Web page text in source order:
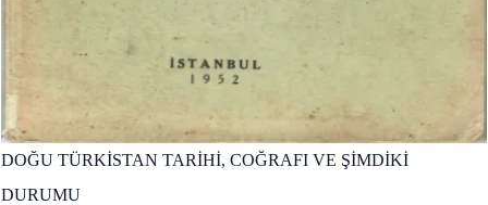
DOĞU TÜRKİSTAN TARİHİ, COĞRAFI VE ŞİMDİKİ
DURUMU